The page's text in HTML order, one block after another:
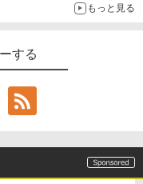
もっと見る
する